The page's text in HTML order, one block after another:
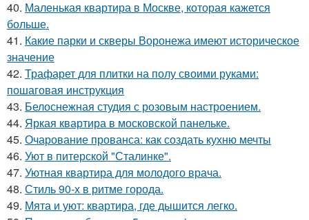
40. Маленькая квартира в Москве, которая кажется
больше.
41. Какие парки и скверы Воронежа имеют историческое
значение
42. Трафарет для плитки на полу своими руками:
пошаговая инструкция
43. Белоснежная студия с розовым настроением.
44. Яркая квартира в московской панельке.
45. Очарование прованса: как создать кухню мечты
46. Уют в питерской "Сталинке".
47. Уютная квартира для молодого врача.
48. Стиль 90-х в ритме города.
49. Мята и уют: квартира, где дышится легко.